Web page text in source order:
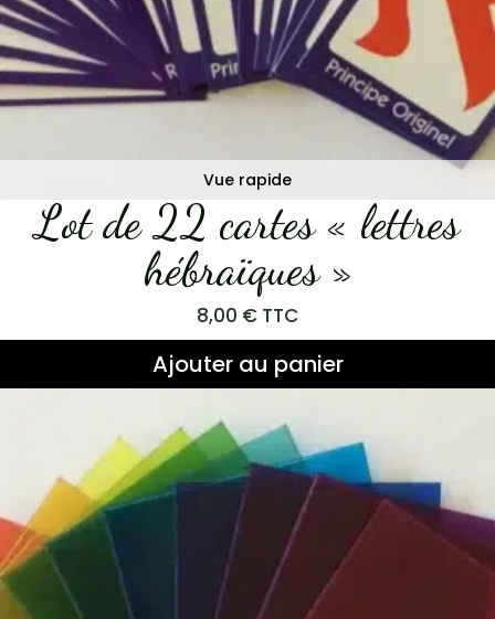
Vue rapide
Lot de 22 cartes « lettres
hébraïques »
8,00 € TTC
Ajouter au panier